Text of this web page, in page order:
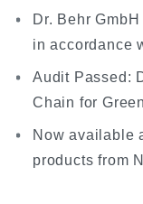
Dr. Behr
in accordance
Audit Passed:
Chain for
Now available
products from